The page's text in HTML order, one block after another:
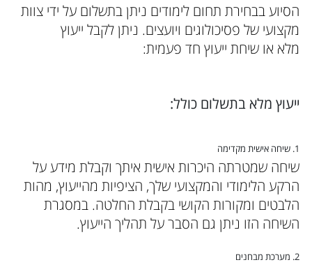
הסיוע בבחירת תחום לימודים ניתן בתשלום על ידי צוות
מקצועי של פסיכולוגים ויועצים. ניתן לקבל ייעוץ
מלא או שיחת ייעוץ חד פעמית:
ייעוץ מלא בתשלום כולל:
1. שיחה אישית מקדימה
שיחה שמטרתה היכרות אישית איתך וקבלת מידע על
הרקע הלימודי והמקצועי שלך, הציפיות מהייעוץ, מהות
הלבטים ומקורות הקושי בקבלת החלטה. במסגרת
השיחה הזו ניתן גם הסבר על תהליך הייעוץ.
2. מערכת מבחנים